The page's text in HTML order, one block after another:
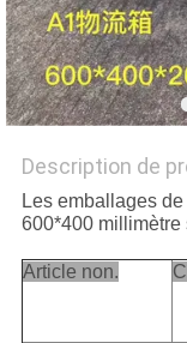
PRIVACY
POLICY
Description de
Les emballages
600*400
Article non.